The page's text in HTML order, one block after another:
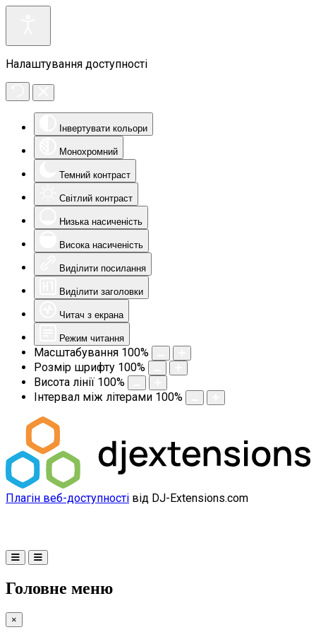
Налаштування доступності
Інвертувати кольори
Монохромний
Темний контраст
Світлий контраст
Низька насиченість
Висока насиченість
Виділити посилання
Виділити заголовки
Читач з екрана
Режим читання
Масштабування 100%
Розмір шрифту 100%
Висота лінії 100%
Інтервал між літерами 100%
Плагін веб-доступності від DJ-Extensions.com
Головне меню
×